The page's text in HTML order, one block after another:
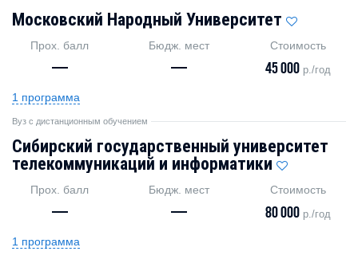
Московский Народный Университет
Прох. балл
—
Бюдж. мест
—
Стоимость
45 000 р./год
1 программа
Вуз с дистанционным обучением
Сибирский государственный университет
телекоммуникаций и информатики
Прох. балл
—
Бюдж. мест
—
Стоимость
80 000 р./год
1 программа